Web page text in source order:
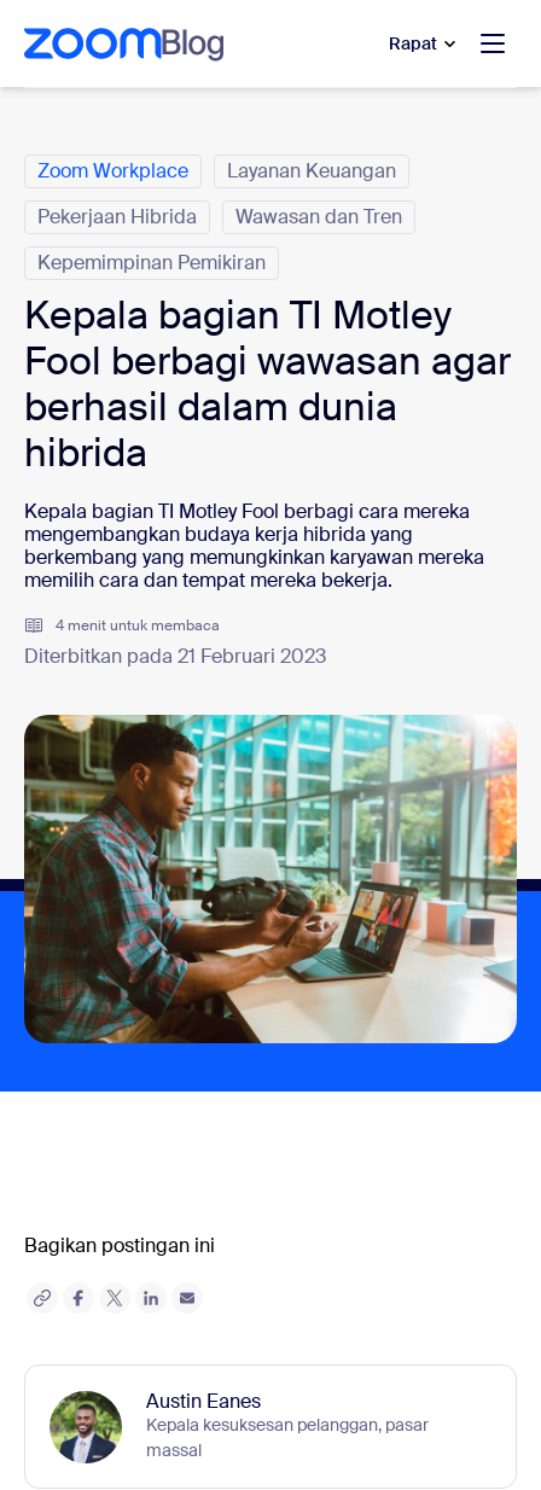
ke konten utama
percakapan bantuan
Rapat
Zoom Workplace
Layanan Keuangan
Pekerjaan Hibrida
Wawasan dan Tren
Kepemimpinan Pemikiran
Kepala bagian TI Motley
Fool berbagi wawasan agar
berhasil dalam dunia
hibrida
Kepala bagian TI Motley Fool berbagi cara mereka
mengembangkan budaya kerja hibrida yang
berkembang yang memungkinkan karyawan mereka
memilih cara dan tempat mereka bekerja.
4 menit untuk membaca
Diterbitkan pada 21 Februari 2023
Bagikan postingan ini
Austin Eanes
Kepala kesuksesan pelanggan, pasar
massal